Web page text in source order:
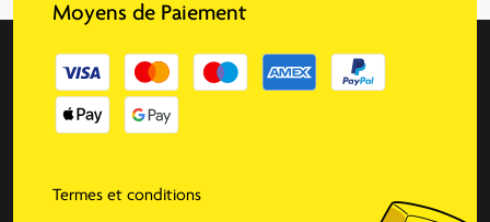
Moyens de Paiement
Termes et conditions